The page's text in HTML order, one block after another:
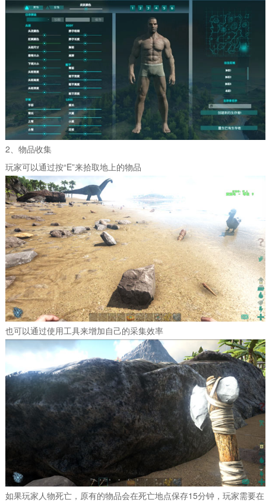
2、物品收集
玩家可以通过按“E”来拾取地上的物品
也可以通过使用工具来增加自己的采集效率
如果玩家人物死亡，原有的物品会在死亡地点保存15分钟，玩家需要在